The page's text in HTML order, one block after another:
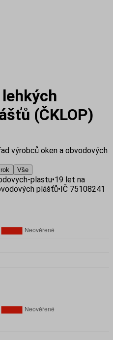
(ČKLOP)
výrobců oken a obvodových
Vše
plastu•19 let na
plášťů•IČ 75108241